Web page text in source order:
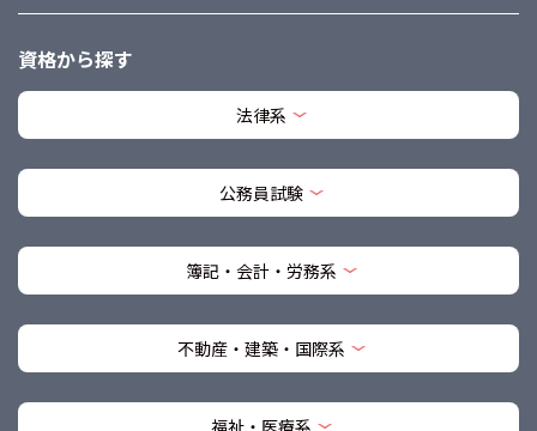
資格から探す
法律系
公務員試験
簿記・会計・労務系
不動産・建築・国際系